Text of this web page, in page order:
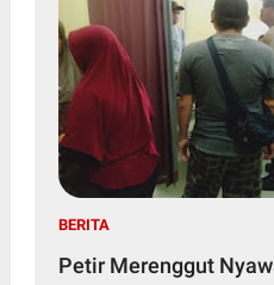
BERITA
Petir Merenggut